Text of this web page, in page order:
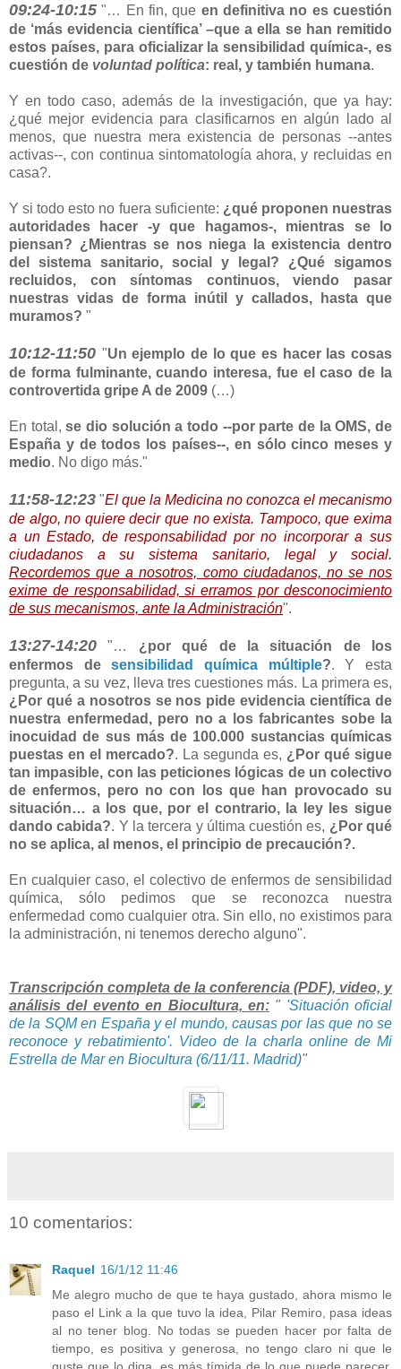
09:24-10:15 "… En fin, que en definitiva no es cuestión
de ‘más evidencia científica’ –que a ella se han remitido
estos países, para oficializar la sensibilidad química-, es
cuestión de voluntad política: real, y también humana.
Y en todo caso, además de la investigación, que ya hay:
¿qué mejor evidencia para clasificarnos en algún lado al
menos, que nuestra mera existencia de personas --antes
activas--, con continua sintomatología ahora, y recluidas en
casa?.
Y si todo esto no fuera suficiente: ¿qué proponen nuestras
autoridades hacer -y que hagamos-, mientras se lo
piensan? ¿Mientras se nos niega la existencia dentro
del sistema sanitario, social y legal? ¿Qué sigamos
recluidos, con síntomas continuos, viendo pasar
nuestras vidas de forma inútil y callados, hasta que
muramos? "
10:12-11:50 "Un ejemplo de lo que es hacer las cosas
de forma fulminante, cuando interesa, fue el caso de la
controvertida gripe A de 2009 (…)
En total,se dio solución a todo --por parte de la OMS, de
España y de todos los países--, en sólo cinco meses y
medio. No digo más."
11:58-12:23 "El que la Medicina no conozca el mecanismo
de algo, no quiere decir que no exista. Tampoco, que exima
a un Estado, de responsabilidad por no incorporar a sus
ciudadanos a su sistema sanitario, legal y social.
Recordemos que a nosotros, como ciudadanos, no se nos
exime de responsabilidad, si erramos por desconocimiento
de sus mecanismos, ante la Administración".
13:27-14:20 "… ¿por qué de la situación de los
enfermos desensibilidad química múltiple?. Y esta
pregunta, a su vez, lleva tres cuestiones más. La primera es,
¿Por qué a nosotros se nos pide evidencia científica de
nuestra enfermedad, pero no a los fabricantes sobe la
inocuidad de sus más de 100.000 sustancias químicas
puestas en el mercado?. La segunda es, ¿Por qué sigue
tan impasible, con las peticiones lógicas de un colectivo
de enfermos, pero no con los que han provocado su
situación… a los que, por el contrario, la ley les sigue
dando cabida?. Y la tercera y última cuestión es, ¿Por qué
no se aplica, al menos, el principio de precaución?.
En cualquier caso, el colectivo de enfermos de sensibilidad
química, sólo pedimos que se reconozca nuestra
enfermedad como cualquier otra. Sin ello, no existimos para
la administración, ni tenemos derecho alguno".
Transcripción completa de la conferencia (PDF), video, y
análisis del evento en Biocultura, en:" 'Situación oficial
de la SQM en España y el mundo, causas por las que no se
reconoce y rebatimiento'. Video de la charla online de Mi
Estrella de Mar en Biocultura (6/11/11. Madrid)"
10 comentarios:
Raquel 16/1/12 11:46
Me alegro mucho de que te haya gustado, ahora mismo le
paso el Link a la que tuvo la idea, Pilar Remiro, pasa ideas
al no tener blog. No todas se pueden hacer por falta de
tiempo, es positiva y generosa, no tengo claro ni que le
guste que lo diga, es más tímida de lo que puede parecer.